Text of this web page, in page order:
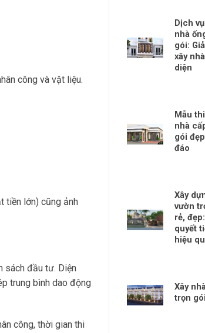
công và vật liệu.
tiền lớn) cũng ảnh
sách đầu tư. Diện
trung bình dao động
công, thời gian thi
Dịch
nhà
gói:
xây
diện
Mẫu
nhà
gói
đáo
Xây
vườn
rẻ,
quyết
hiệu
Xây
trọn gói